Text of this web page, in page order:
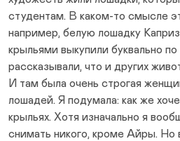
студентам. В каком-то смысле
например, белую лошадку
крыльями выкупили буквально
рассказывали, что и других
И там была очень строгая
лошадей. Я подумала: как же
крыльях. Хотя изначально я
снимать никого, кроме Айры. Но